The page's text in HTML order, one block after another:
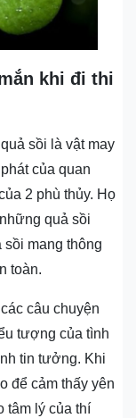
khi đi thi
sồi là vật may
của quan
2 phù thủy. Họ
quả sồi
mang thông
toàn.
câu chuyện
tượng của tình
tin tưởng. Khi
để cảm thấy yên
tâm lý của thí